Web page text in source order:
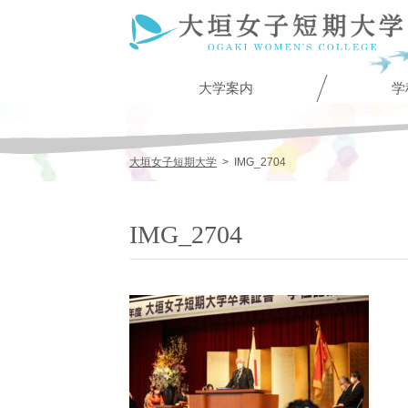
大学案内 学
大垣女子短期大学 > IMG_2704
IMG_2704